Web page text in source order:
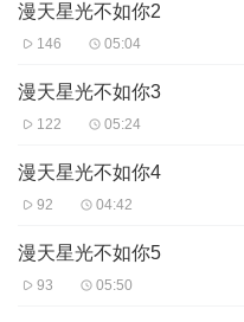
漫天星光不如你2
146 05:04
漫天星光不如你3
122 05:24
漫天星光不如你4
92 04:42
漫天星光不如你5
93 05:50